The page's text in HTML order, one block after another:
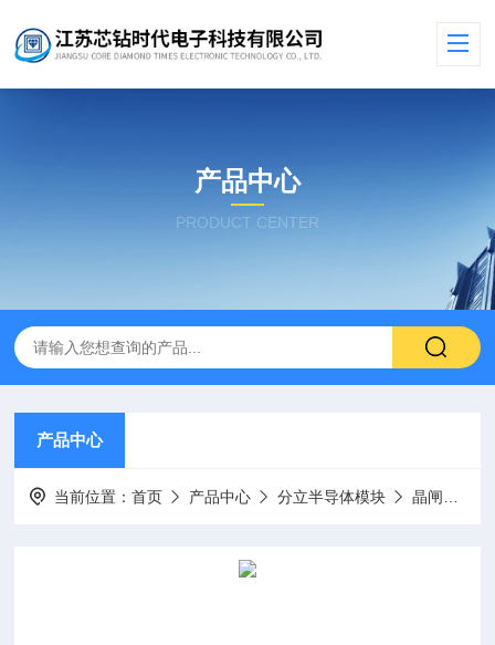
产品中心
PRODUCT CENTER
产品中心
当前位置：首页 产品中心 分立半导体模块 晶闸管模块